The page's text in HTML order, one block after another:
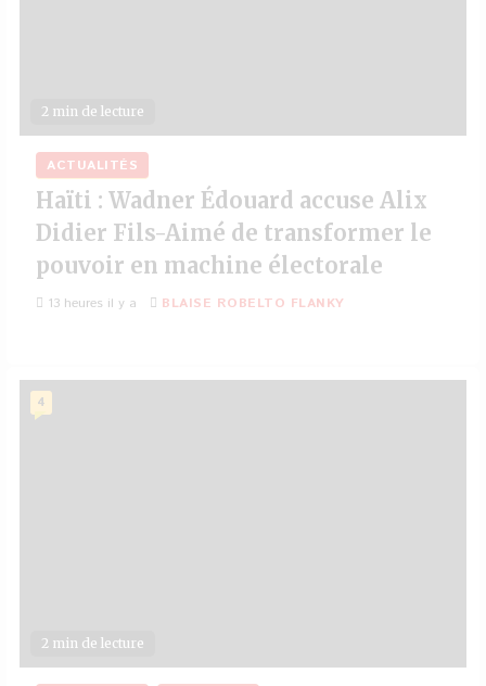
2 min de lecture
ACTUALITÉS
Haïti : Wadner Édouard accuse Alix
Didier Fils-Aimé de transformer le
pouvoir en machine électorale
13 heures il y a BLAISE ROBELTO FLANKY
2 min de lecture
4